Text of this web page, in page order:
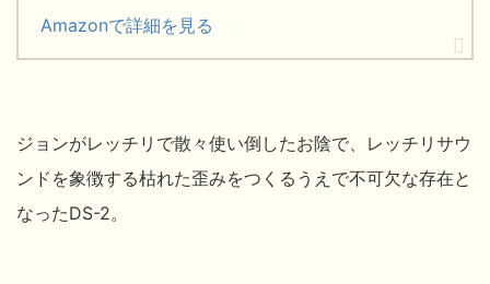
Amazonで詳細を見る
ジョンがレッチリで散々使い倒したお陰で、レッチリサウ
ンドを象徴する枯れた歪みをつくるうえで不可欠な存在と
なったDS-2。